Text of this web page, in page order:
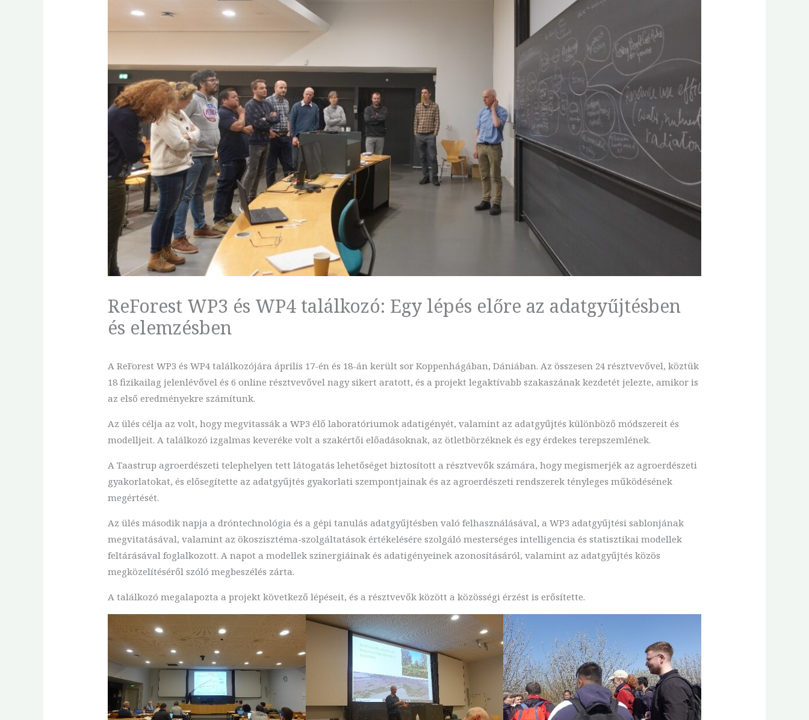
ReForest WP3 és WP4 találkozó: Egy lépés előre az adatgyűjtésben
és elemzésben
A ReForest WP3 és WP4 találkozójára április 17-én és 18-án került sor Koppenhágában, Dániában. Az összesen 24 résztvevővel, köztük
18 fizikailag jelenlévővel és 6 online résztvevővel nagy sikert aratott, és a projekt legaktívabb szakaszának kezdetét jelezte, amikor is
az első eredményekre számítunk.
Az ülés célja az volt, hogy megvitassák a WP3 élő laboratóriumok adatigényét, valamint az adatgyűjtés különböző módszereit és
modelljeit. A találkozó izgalmas keveréke volt a szakértői előadásoknak, az ötletbörzéknek és egy érdekes terepszemlének.
A Taastrup agroerdészeti telephelyen tett látogatás lehetőséget biztosított a résztvevők számára, hogy megismerjék az agroerdészeti
gyakorlatokat, és elősegítette az adatgyűjtés gyakorlati szempontjainak és az agroerdészeti rendszerek tényleges működésének
megértését.
Az ülés második napja a dróntechnológia és a gépi tanulás adatgyűjtésben való felhasználásával, a WP3 adatgyűjtési sablonjának
megvitatásával, valamint az ökoszisztéma-szolgáltatások értékelésére szolgáló mesterséges intelligencia és statisztikai modellek
feltárásával foglalkozott. A napot a modellek szinergiáinak és adatigényeinek azonosításáról, valamint az adatgyűjtés közös
megközelítéséről szóló megbeszélés zárta.
A találkozó megalapozta a projekt következő lépéseit, és a résztvevők között a közösségi érzést is erősítette.